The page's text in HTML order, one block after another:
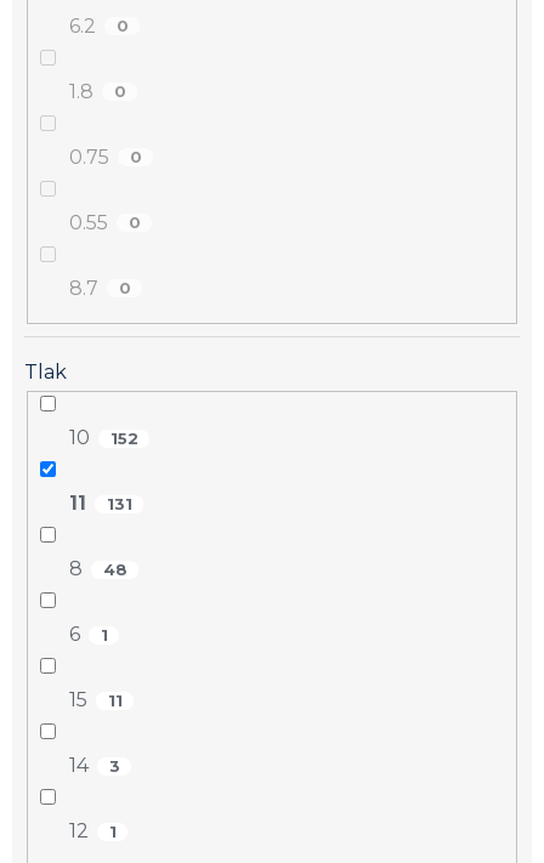
6.2 0
1.8 0
0.75 0
0.55 0
8.7 0
Tlak
10 152
11 131
8 48
6 1
15 11
14 3
12 1